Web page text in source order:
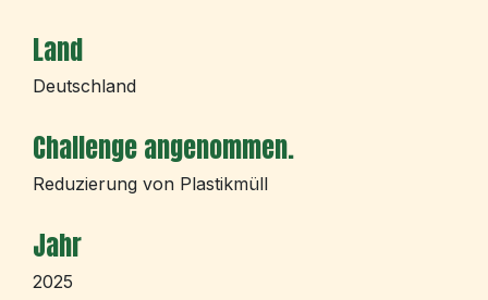
Land
Deutschland
Challenge angenommen.
Reduzierung von Plastikmüll
Jahr
2025